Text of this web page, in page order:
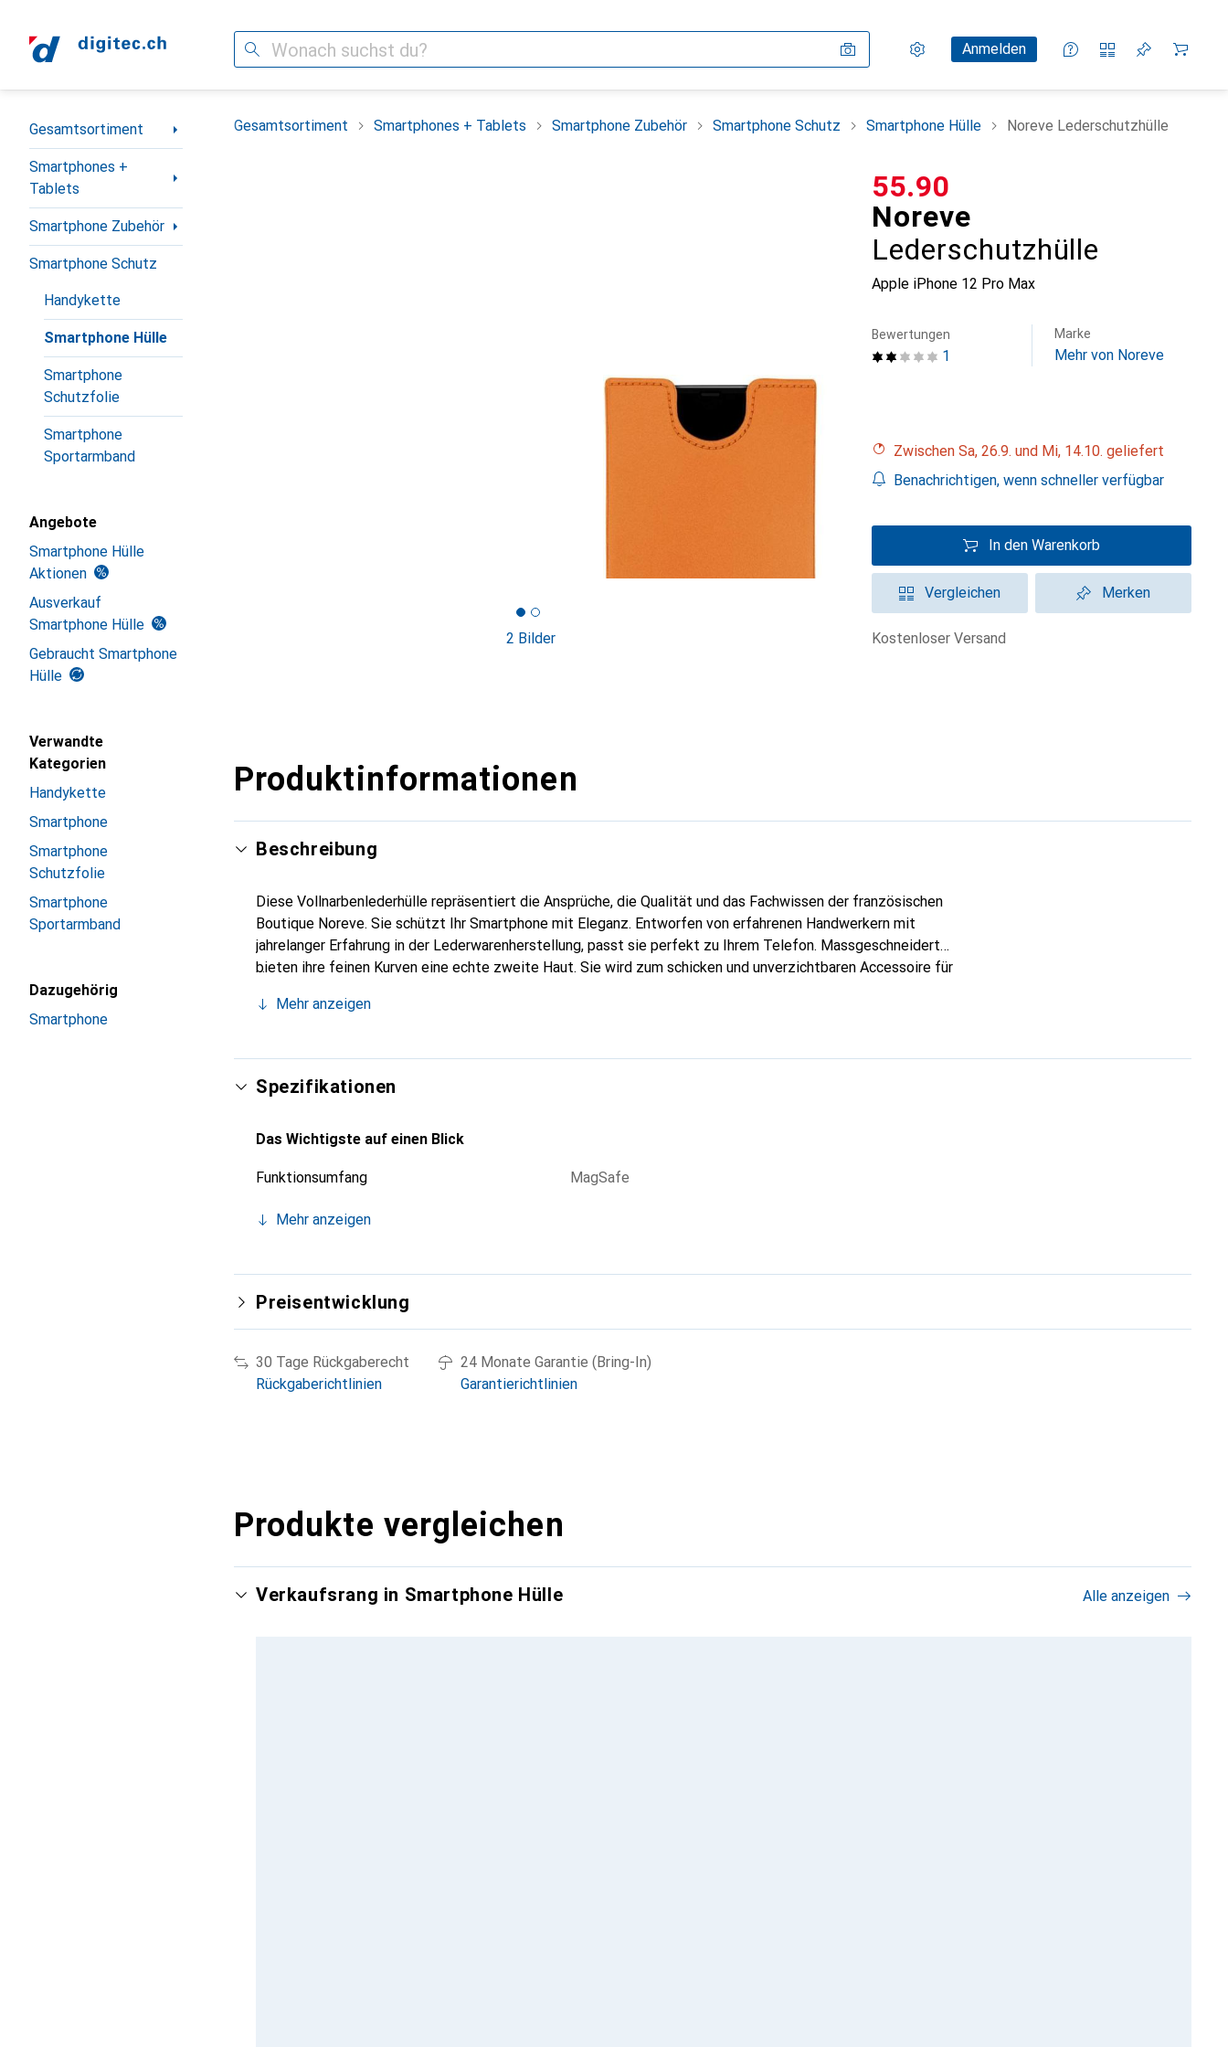
Suche Einstellungen
KundenkontoAnmelden
Vergleichslisten
Merklisten
Warenkorb
Navigation nach Kategorien
Gesamtsortiment
Smartphones +
Tablets
Smartphone Zubehör
Smartphone Schutz
Handykette
Smartphone Hülle
Smartphone
Schutzfolie
Smartphone
Sportarmband
Angebote
Smartphone Hülle
Aktionen
Ausverkauf
Smartphone Hülle
Gebraucht Smartphone
Hülle
Verwandte
Kategorien
Handykette
Smartphone
Smartphone
Schutzfolie
Smartphone
Sportarmband
Dazugehörig
Smartphone
Gesamtsortiment Smartphones + Tablets Smartphone Zubehör Smartphone Schutz Smartphone Hülle Noreve Lederschutzhülle
2 Bilder
Noreve
Lederschutzhülle
Apple iPhone 12 Pro Max
CHF
55.90
1
Bewertungen Marke
Mehr von Noreve
Zwischen Sa, 26.9. und Mi, 14.10. geliefert
Benachrichtigen, wenn schneller verfügbar
In den Warenkorb
Vergleichen Merken
kostenloser Versand
Produktinformationen
Beschreibung
Diese Vollnarbenlederhülle repräsentiert die Ansprüche, die Qualität und das Fachwissen der französischen
Boutique Noreve. Sie schützt Ihr Smartphone mit Eleganz. Entworfen von erfahrenen Handwerkern mit
jahrelanger Erfahrung in der Lederwarenherstellung, passt sie perfekt zu Ihrem Telefon. Massgeschneidert
bieten ihre feinen Kurven eine echte zweite Haut. Sie wird zum schicken und unverzichtbaren Accessoire für
zuverlässige Wahl für anspruchsvolle Kunden.
Mehr anzeigen
Spezifikationen
Das Wichtigste auf einen Blick
Funktionsumfang MagSafe
Mehr anzeigen
Preisentwicklung
30 Tage Rückgaberecht
Rückgaberichtlinien
24 Monate Garantie (Bring-In)
Garantierichtlinien
Produkte vergleichen
Verkaufsrang in Smartphone Hülle Alle anzeigen